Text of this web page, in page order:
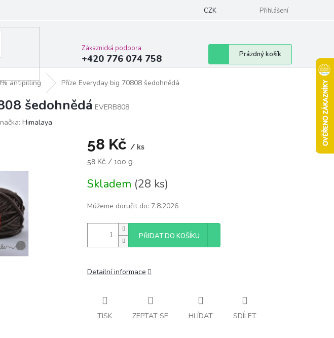
a EU Podmínky ochrany osobních údajů Moje objednávka
CZK Přihlášení
Zákaznická podpora:
+420 776 074 758
Nákupní
košík
Prázdný košík
antipilling Příze Everyday big 70808 šedohnědá
šedohnědá EVERB808
Himalaya
58 Kč / ks
Měrná
58 Kč / 100 g
Skladem (28 ks)
Můžeme doručit do: 7.8.2026
PŘIDAT DO KOŠÍKU
Detailní informace
TISK ZEPTAT SE HLÍDAT SDÍLET